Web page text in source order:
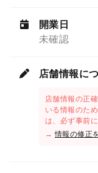
開業日
未確認
店舗情報に
店舗情報の正
いる情報のた
は、必ず事前
→情報の修正